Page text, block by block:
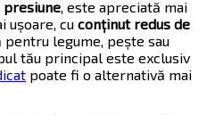
presiune , este apreciată mai
ușoare, cu conținut redus de
pentru legume, pește sau
tău principal este exclusiv
poate fi o alternativă mai